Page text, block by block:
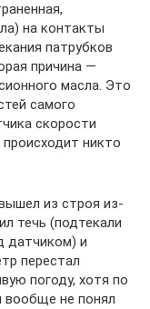
на контакты
патрубков
причина —
масла. Это
самого
скорости
никто
из строя из-
течь (подтекали
датчиком) и
перестал
погоду, хотя по
вообще не понял